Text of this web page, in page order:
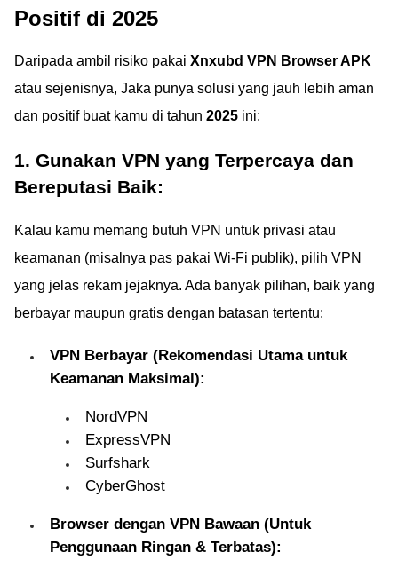
Positif di 2025
Daripada ambil risiko pakai Xnxubd VPN Browser APK
atau sejenisnya, Jaka punya solusi yang jauh lebih aman
dan positif buat kamu di tahun 2025 ini:
1. Gunakan VPN yang Terpercaya dan
Bereputasi Baik:
Kalau kamu memang butuh VPN untuk privasi atau
keamanan (misalnya pas pakai Wi-Fi publik), pilih VPN
yang jelas rekam jejaknya. Ada banyak pilihan, baik yang
berbayar maupun gratis dengan batasan tertentu:
VPN Berbayar (Rekomendasi Utama untuk
Keamanan Maksimal):
NordVPN
ExpressVPN
Surfshark
CyberGhost
Browser dengan VPN Bawaan (Untuk
Penggunaan Ringan & Terbatas):